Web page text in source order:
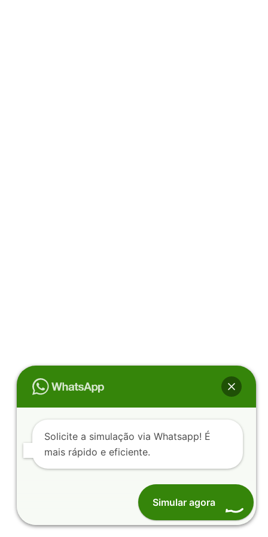
Solicite a simulação via Whatsapp! É
mais rápido e eficiente.
Simular agora